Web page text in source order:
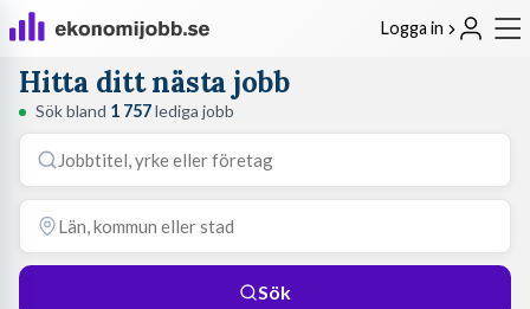
Logga in
Hitta ditt nästa jobb
Sök bland 1 757lediga jobb
Sök